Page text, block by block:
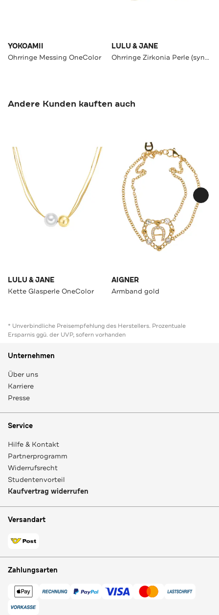
YOKOAMII
Ohrringe Messing OneColor
LULU & JANE
Ohrringe Zirkonia Perle (synth.) OneColor
Andere Kunden kauften auch
LULU & JANE
Kette Glasperle OneColor
AIGNER
Armband gold
* Unverbindliche Preisempfehlung des Herstellers. Prozentuale
Ersparnis ggü. der UVP, sofern vorhanden
Unternehmen
Über uns
Karriere
Presse
Service
Hilfe & Kontakt
Partnerprogramm
Widerrufsrecht
Studentenvorteil
Kaufvertrag widerrufen
Versandart
Zahlungsarten